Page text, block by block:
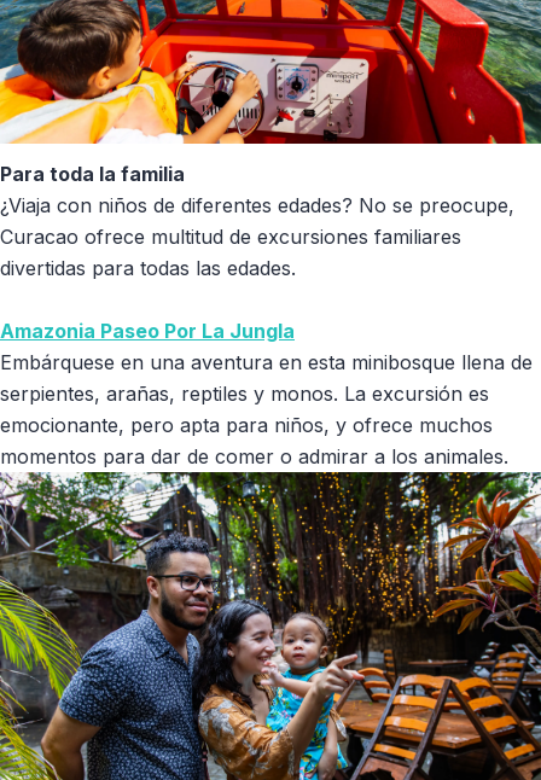
Para toda la familia
¿Viaja con niños de diferentes edades? No se preocupe,
Curacao ofrece multitud de excursiones familiares
divertidas para todas las edades.
Amazonia Paseo Por La Jungla
Embárquese en una aventura en esta minibosque llena de
serpientes, arañas, reptiles y monos. La excursión es
emocionante, pero apta para niños, y ofrece muchos
momentos para dar de comer o admirar a los animales.